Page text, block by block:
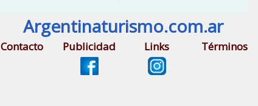
Argentinaturismo.com.ar
Contacto Publicidad Links Términos